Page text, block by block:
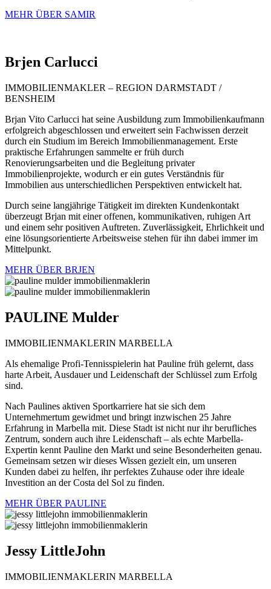
MEHR ÜBER SAMIR
Brjen Carlucci
IMMOBILIENMAKLER – REGION DARMSTADT /
BENSHEIM
Brjan Vito Carlucci hat seine Ausbildung zum Immobilienkaufmann
erfolgreich abgeschlossen und erweitert sein Fachwissen derzeit
durch ein Studium im Bereich Immobilienmanagement. Erste
praktische Erfahrungen sammelte er früh durch
Renovierungsarbeiten und die Begleitung privater
Immobilienprojekte, wodurch er ein gutes Verständnis für
Immobilien aus unterschiedlichen Perspektiven entwickelt hat.
Durch seine langjährige Tätigkeit im direkten Kundenkontakt
überzeugt Brjan mit einer offenen, kommunikativen, ruhigen Art
und einem sehr positiven Auftreten. Zuverlässigkeit, Ehrlichkeit und
eine lösungsorientierte Arbeitsweise stehen für ihn dabei immer im
Mittelpunkt.
MEHR ÜBER BRJEN
PAULINE Mulder
IMMOBILIENMAKLERIN MARBELLA
Als ehemalige Profi-Tennisspielerin hat Pauline früh gelernt, dass
harte Arbeit, Ausdauer und Leidenschaft der Schlüssel zum Erfolg
sind.
Nach Paulines aktiven Sportkarriere hat sie sich dem
Unternehmertum gewidmet und bringt inzwischen 25 Jahre
Erfahrung in Marbella mit. Diese Stadt ist nicht nur ihr berufliches
Zentrum, sondern auch ihre Leidenschaft – als echte Marbella-
Expertin kennt Pauline den Markt und seine Besonderheiten genau.
Gemeinsam setzen wir dieses Wissen gezielt ein, um unseren
Kunden dabei zu helfen, ihr perfektes Zuhause oder ihre ideale
Investition an der Costa del Sol zu finden.
MEHR ÜBER PAULINE
Jessy LittleJohn
IMMOBILIENMAKLERIN MARBELLA